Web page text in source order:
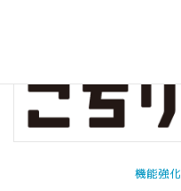
機能強